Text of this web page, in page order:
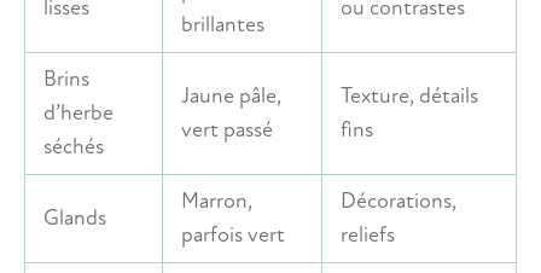
lisses
brillantes
ou contrastes
Brins
d’herbe
séchés
Jaune pâle,
vert passé
Texture, détails
fins
Glands
Marron,
parfois vert
Décorations,
reliefs